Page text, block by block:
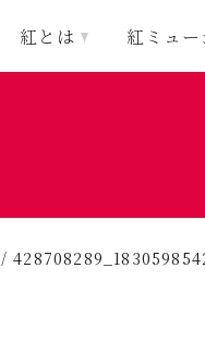
紅とは 紅ミュー
/